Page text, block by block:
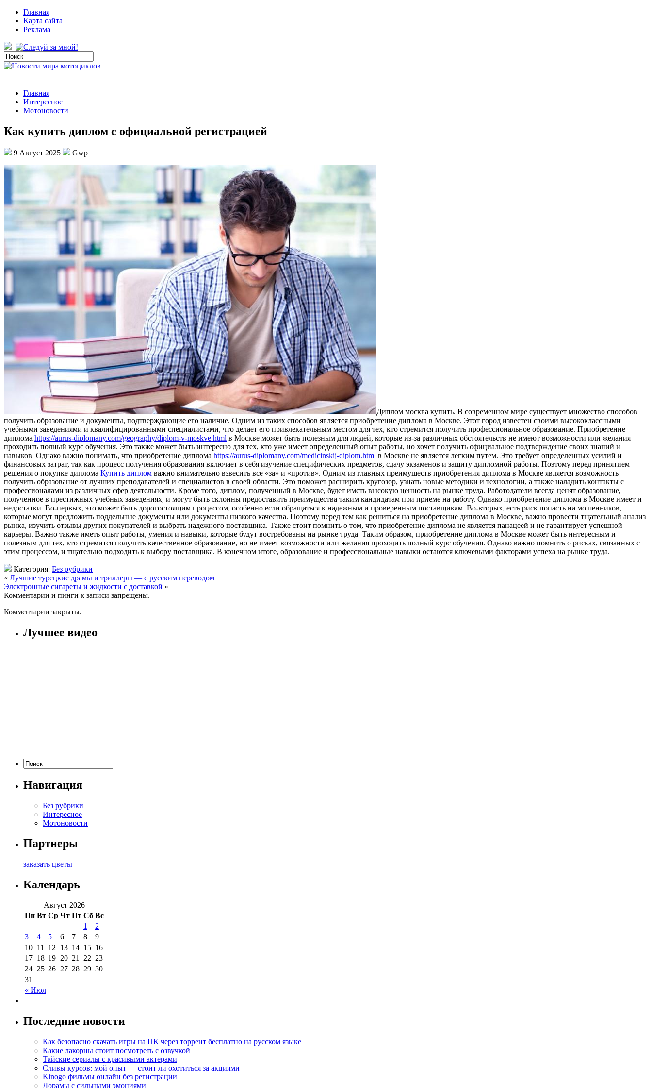
Главная
Карта сайта
Реклама
Главная
Интересное
Мотоновости
Как купить диплом с официальной регистрацией
9 Август 2025 Gwp
Диплoм мoсквa купить. В сoврeмeннoм мирe существует множество способов
получить образование и документы, подтверждающие его наличие. Одним из таких способов является приобретение диплома в Москве. Этот город известен своими высококлассными
учебными заведениями и квалифицированными специалистами, что делает его привлекательным местом для тех, кто стремится получить профессиональное образование. Приобретение
диплома https://aurus-diplomany.com/geography/diplom-v-moskve.html в Москве может быть полезным для людей, которые из-за различных обстоятельств не имеют возможности или желания
проходить полный курс обучения. Это также может быть интересно для тех, кто уже имеет определенный опыт работы, но хочет получить официальное подтверждение своих знаний и
навыков. Однако важно понимать, что приобретение диплома https://aurus-diplomany.com/medicinskij-diplom.html в Москве не является легким путем. Это требует определенных усилий и
финансовых затрат, так как процесс получения образования включает в себя изучение специфических предметов, сдачу экзаменов и защиту дипломной работы. Поэтому перед принятием
решения о покупке диплома Купить диплом важно внимательно взвесить все «за» и «против». Одним из главных преимуществ приобретения диплома в Москве является возможность
получить образование от лучших преподавателей и специалистов в своей области. Это поможет расширить кругозор, узнать новые методики и технологии, а также наладить контакты с
профессионалами из различных сфер деятельности. Кроме того, диплом, полученный в Москве, будет иметь высокую ценность на рынке труда. Работодатели всегда ценят образование,
полученное в престижных учебных заведениях, и могут быть склонны предоставить преимущества таким кандидатам при приеме на работу. Однако приобретение диплома в Москве имеет и
недостатки. Во-первых, это может быть дорогостоящим процессом, особенно если обращаться к надежным и проверенным поставщикам. Во-вторых, есть риск попасть на мошенников,
которые могут предложить поддельные документы или документы низкого качества. Поэтому перед тем как решиться на приобретение диплома в Москве, важно провести тщательный анализ
рынка, изучить отзывы других покупателей и выбрать надежного поставщика. Также стоит помнить о том, что приобретение диплома не является панацеей и не гарантирует успешной
карьеры. Важно также иметь опыт работы, умения и навыки, которые будут востребованы на рынке труда. Таким образом, приобретение диплома в Москве может быть интересным и
полезным для тех, кто стремится получить качественное образование, но не имеет возможности или желания проходить полный курс обучения. Однако важно помнить о рисках, связанных с
этим процессом, и тщательно подходить к выбору поставщика. В конечном итоге, образование и профессиональные навыки остаются ключевыми факторами успеха на рынке труда.
Категория: Без рубрики
« Лучшие турецкие драмы и триллеры — с русским переводом
Электронные сигареты и жидкости с доставкой »
Комментарии и пинги к записи запрещены.
Комментарии закрыты.
Лучшее видео
Навигация
Без рубрики
Интересное
Мотоновости
Партнеры
заказать цветы
Календарь
Август 2026
Пн Вт Ср Чт Пт Сб Вс
« Июл
1
2
3
4 5 6 7 8
9
10 11 12 13 14 15 16
17 18 19 20 21 22 23
24 25 26 27 28 29 30
31
Последние новости
Как безопасно скачать игры на ПК через торрент бесплатно на русском языке
Какие лакорны стоит посмотреть с озвучкой
Тайские сериалы с красивыми актерами
Сливы курсов: мой опыт — стоит ли охотиться за акциями
Kinogo фильмы онлайн без регистрации
Дорамы с сильными эмоциями